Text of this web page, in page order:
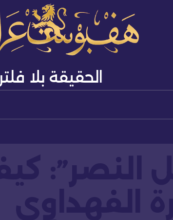
الحقيقة بلا فلتر
الفهداوي